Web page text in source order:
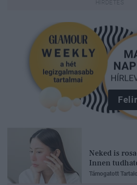
Neked is
Innen
Támogatott